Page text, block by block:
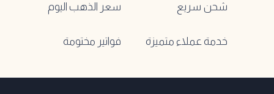
شحن سريع سعر الذهب اليوم
خدمة عملاء متميزة فواتير مختومة